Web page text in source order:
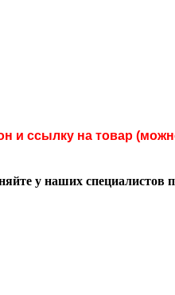
и ссылку на товар
у наших специалистов